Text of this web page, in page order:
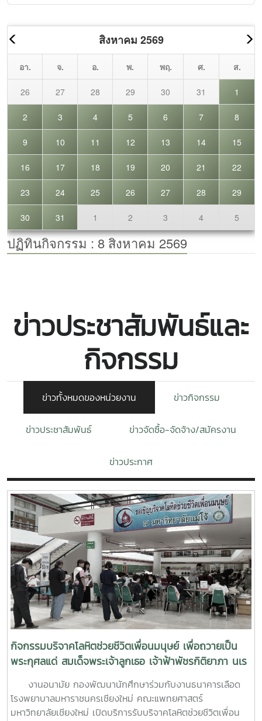
ข่าวประชาสัมพันธ์และ
กิจกรรม
ข่าวทั้งหมดของหน่วยงาน ข่าวกิจกรรม
ข่าวประชาสัมพันธ์ ข่าวจัดซื้อ-จัดจ้าง/สมัครงาน
ข่าวประกาศ
กิจกรรมบริจาคโลหิตช่วยชีวิตเพื่อนมนุษย์ เพื่อถวายเป็น
พระกุศลแด่ สมเด็จพระเจ้าลูกเธอ เจ้าฟ้าพัชรกิติยาภา นเร
นทิราเทพยวดี กรมหลวงราช สาริณีสิริพัชร มหาวัชรราช
ธิดา (สวนดอก 7 สค.69)
งานอนามัย กองพัฒนานักศึกษาร่วมกับงานธนาคารเลือด
โรงพยาบาลมหาราชนครเชียงใหม่ คณะแพทยศาสตร์
มหาวิทยาลัยเชียงใหม่ เปิดบริการรับบริจาคโลหิตช่วยชีวิตเพื่อน